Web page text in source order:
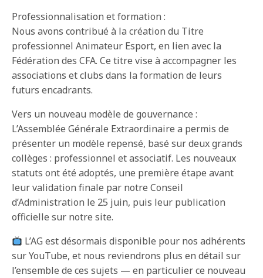
Professionnalisation et formation :
Nous avons contribué à la création du Titre
professionnel Animateur Esport, en lien avec la
Fédération des CFA. Ce titre vise à accompagner les
associations et clubs dans la formation de leurs
futurs encadrants.
Vers un nouveau modèle de gouvernance :
L’Assemblée Générale Extraordinaire a permis de
présenter un modèle repensé, basé sur deux grands
collèges : professionnel et associatif. Les nouveaux
statuts ont été adoptés, une première étape avant
leur validation finale par notre Conseil
d’Administration le 25 juin, puis leur publication
officielle sur notre site.
L’AG est désormais disponible pour nos adhérents
sur YouTube, et nous reviendrons plus en détail sur
l’ensemble de ces sujets — en particulier ce nouveau